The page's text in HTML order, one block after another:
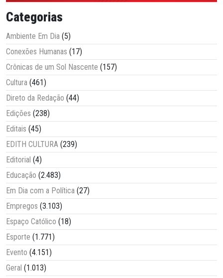
Categorias
Ambiente Em Dia (5)
Conexões Humanas (17)
Crônicas de um Sol Nascente (157)
Cultura (461)
Direto da Redação (44)
Edições (238)
Editais (45)
EDITH CULTURA (239)
Editorial (4)
Educação (2.483)
Em Dia com a Política (27)
Empregos (3.103)
Espaço Católico (18)
Esporte (1.771)
Evento (4.151)
Geral (1.013)